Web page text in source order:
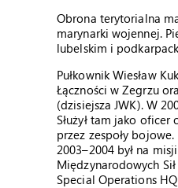
Obrona terytorialna
marynarki wojennej.
lubelskim i
Pułkownik Wiesław
Łączności w Zegrzu
(dzisiejsza JWK). W
Służył tam jako
przez zespoły
2003–2004 był na
Międzynarodowych
Special Operations